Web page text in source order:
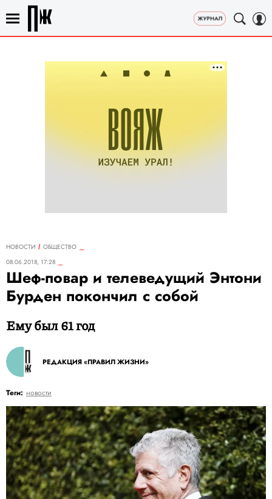
НОВОСТИ
ОБЩЕСТВО
08.06.2018, 17:28
Шеф-повар и телеведущий Энтони
Бурден покончил с собой
Ему был 61 год
РЕДАКЦИЯ «ПРАВИЛ ЖИЗНИ»
Теги: новости